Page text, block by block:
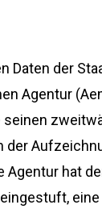
Daten der
Agentur
seinen
der
Agentur hat